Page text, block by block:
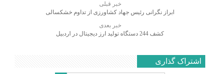
خبر قبلی
ابراز نگرانی رئیس جهاد کشاورزی از تداوم خشکسالی
خبر بعدی
کشف 244 دستگاه تولید ارز ديجيتال در اردبيل
اشتراک گذاری